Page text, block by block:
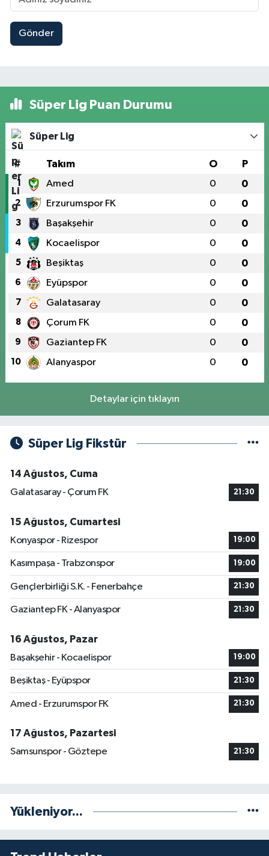
Gönder
Süper Lig Puan Durumu
Süper Lig
# Takım O P
1 Amed 0 0
2 Erzurumspor FK 0 0
3 Başakşehir 0 0
4 Kocaelispor 0 0
5 Beşiktaş 0 0
6 Eyüpspor 0 0
7 Galatasaray 0 0
8 Çorum FK 0 0
9 Gaziantep FK 0 0
10 Alanyaspor 0 0
Detaylar için tıklayın
Süper Lig Fikstür
14 Ağustos, Cuma
Galatasaray - Çorum FK
21:30
15 Ağustos, Cumartesi
Konyaspor - Rizespor
19:00
Kasımpaşa - Trabzonspor 19:00
Gençlerbirliği S.K. - Fenerbahçe 21:30
Gaziantep FK - Alanyaspor 21:30
16 Ağustos, Pazar
Başakşehir - Kocaelispor
19:00
Beşiktaş - Eyüpspor 21:30
Amed - Erzurumspor FK 21:30
17 Ağustos, Pazartesi
Samsunspor - Göztepe
21:30
Yükleniyor...